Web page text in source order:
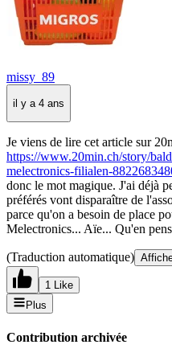
missy_89
il y a 4 ans
Je viens de lire cet article sur
https://www.20min.ch/story/
melectronics-filialen-
donc le mot magique. J'ai déjà
préférés vont disparaître de
parce qu'on a besoin de place
Melectronics... Aïe... Qu'en
(Traduction automatique)
1 Like
Plus
Contribution archivée